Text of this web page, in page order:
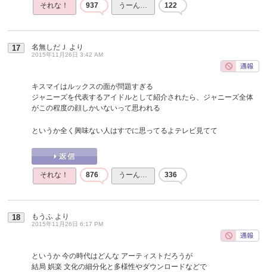
それな！ 937 うーん… 122
17 名無しだＪ より
2015年11月26日 3:42 AM
キスマイはルックスの面が問題すぎる
ジャニーズを代表するアイドルとして紹介されたら、ジャニーズ全体
がこの程度の顔しかいないって思われる
というか全く興味ない人はすでに思ってるよテレビ見てて
それな！ 876 うーん… 336
18 もうふ より
2015年11月26日 6:17 PM
というか 今の時代はどんな アーティストだろうが
結局 娯楽 文化の細分化と多様性やダウンロードなどで